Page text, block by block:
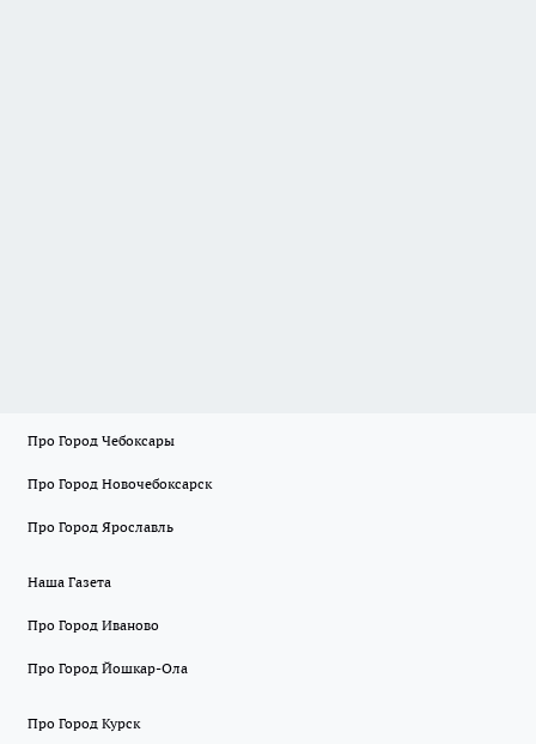
Про Город Чебоксары
Про Город Новочебоксарск
Про Город Ярославль
Наша Газета
Про Город Иваново
Про Город Йошкар-Ола
Про Город Курск